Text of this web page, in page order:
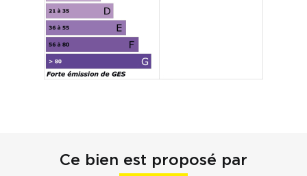
Ce bien est proposé par